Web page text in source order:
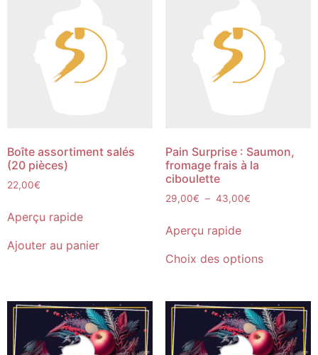
Boîte assortiment salés
(20 pièces)
22,00€
Aperçu rapide
Ajouter au panier
Pain Surprise : Saumon,
fromage frais à la
ciboulette
29,00€ – 43,00€
Aperçu rapide
Choix des options